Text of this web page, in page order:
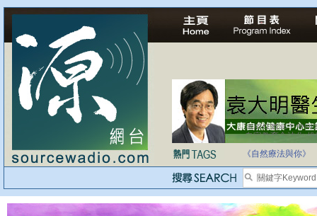
自家教育合法化-
《自然療法與你》